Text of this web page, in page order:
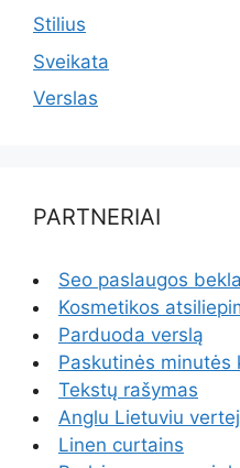
Stilius
Sveikata
Verslas
PARTNERIAI
Seo paslaugos
Kosmetikos
Parduoda verslą
Paskutinės minutės
Tekstų rašymas
Anglu Lietuviu
Linen curtains